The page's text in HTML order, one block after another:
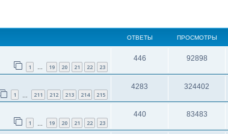
ОТВЕТЫ ПРОСМОТРЫ
1 … 19 20 21 22 23
446 92898
1 211 212 213 214 215
4283 324402
1 19 20 21 22 23
440 83483